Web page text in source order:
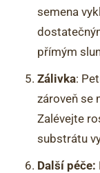
semena
přímým
Zálivka:
zároveň se
Zalévejte
substrátu
Další péče: